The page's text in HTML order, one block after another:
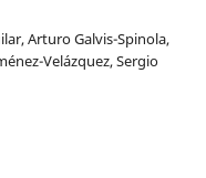
Arturo Galvis-Spinola,
Velázquez, Sergio